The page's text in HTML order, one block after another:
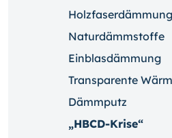
Holzfaserdämmung
Naturdämmstoffe
Einblasdämmung
Transparente
Dämmputz
„HBCD-Krise“